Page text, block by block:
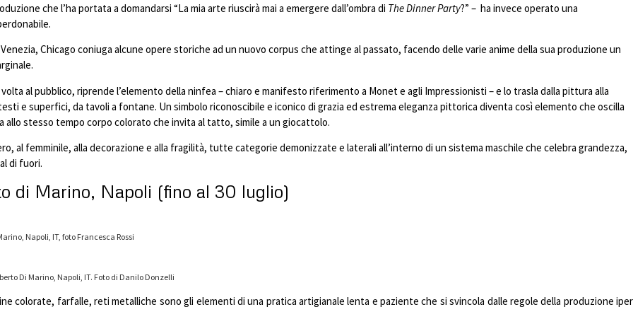
che l’ha portata a domandarsi “La mia arte riuscirà mai a emergere dall’ombra di The Dinner Party?” – ha invece operato una
Chicago coniuga alcune opere storiche ad un nuovo corpus che attinge al passato, facendo delle varie anime della sua produzione un
al pubblico, riprende l’elemento della ninfea – chiaro e manifesto riferimento a Monet e agli Impressionisti – e lo trasla dalla pittura alla
e superfici, da tavoli a fontane. Un simbolo riconoscibile e iconico di grazia ed estrema eleganza pittorica diventa così elemento che oscilla
allo stesso tempo corpo colorato che invita al tatto, simile a un giocattolo.
al femminile, alla decorazione e alla fragilità, tutte categorie demonizzate e laterali all’interno di un sistema maschile che celebra grandezza,
di fuori.
di Marino, Napoli (fino al 30 luglio)
Napoli, IT, foto Francesca Rossi
Di Marino, Napoli, IT. Foto di Danilo Donzelli
colorate, farfalle, reti metalliche sono gli elementi di una pratica artigianale lenta e paziente che si svincola dalle regole della produzione iper